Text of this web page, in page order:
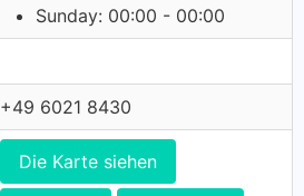
Sunday: 00:00 - 00:00
+49 6021 8430
Die Karte siehen